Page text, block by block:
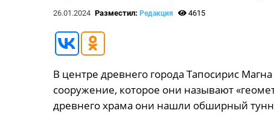
26.01.2024 Разместил: Редакция 4615
В центре древнего города Тапосирис
сооружение, которое они называют
древнего храма они нашли обширный